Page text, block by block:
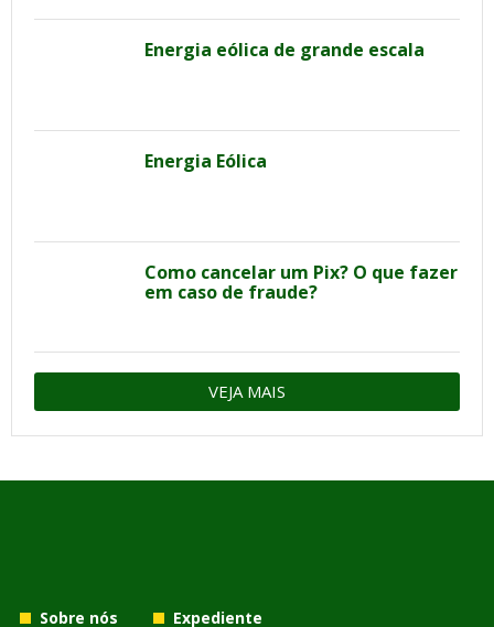
Energia eólica de grande escala
Energia Eólica
Como cancelar um Pix? O que fazer
em caso de fraude?
VEJA MAIS
Sobre nós Expediente